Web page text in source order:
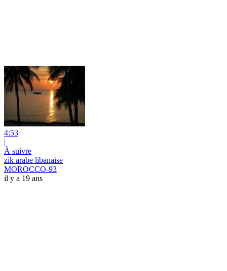
4:53
|
À suivre
zik arabe libanaise
MOROCCO-93
il y a 19 ans